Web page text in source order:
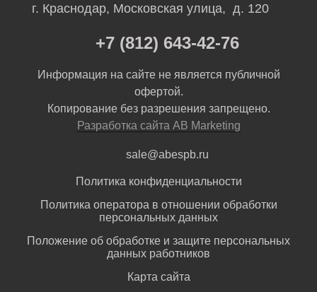
г. Краснодар, Московская улица, д. 120
+7 (812) 643-42-76
Информация на сайте не является публичной
офертой.
Копирование без разрешения запрещено.
Разработка сайта AB Marketing
sale@abespb.ru
Политика конфиденциальности
Политика оператора в отношении обработки
персональных данных
Положение об обработке и защите персональных
данных работников
Карта сайта